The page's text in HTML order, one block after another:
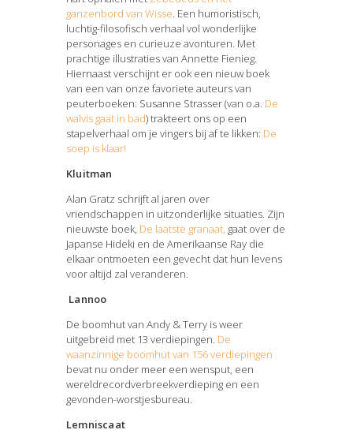
ganzenbord van Wisse . Een humoristisch,
luchtig-filosofisch verhaal vol wonderlijke
personages en curieuze avonturen. Met
prachtige illustraties van Annette Fienieg.
Hiernaast verschijnt er ook een nieuw boek
van een van onze favoriete auteurs van
peuterboeken: Susanne Strasser (van o.a. De
walvis gaat in bad) trakteert ons op een
stapelverhaal om je vingers bij af te likken: De
soep is klaar!
Kluitman
Alan Gratz schrijft al jaren over
vriendschappen in uitzonderlijke situaties. Zijn
nieuwste boek, De laatste granaat, gaat over de
Japanse Hideki en de Amerikaanse Ray die
elkaar ontmoeten een gevecht dat hun levens
voor altijd zal veranderen.
Lannoo
De boomhut van Andy & Terry is weer
uitgebreid met 13 verdiepingen. De
waanzinnige boomhut van 156 verdiepingen
bevat nu onder meer een wensput, een
wereldrecordverbreekverdieping en een
gevonden-worstjesbureau.
Lemniscaat